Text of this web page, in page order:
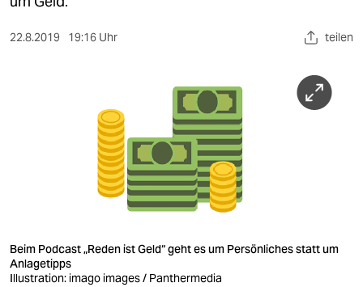
kultur
verlag
veranstaltungen
22.8.2019 19:16 Uhr teilen
Beim Podcast „Reden ist Geld“ geht es um Persönliches statt um
Anlagetipps
Illustration: imago images / Panthermedia